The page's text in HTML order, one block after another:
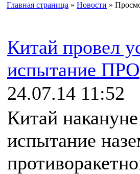
Главная страница » Новости »
Китай провел
испытание ПРО
24.07.14 11:52
Китай
испытание